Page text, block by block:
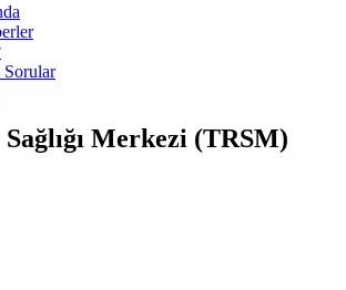
Sorular
Merkezi (TRSM)